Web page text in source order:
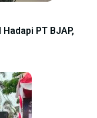
PT BJAP,